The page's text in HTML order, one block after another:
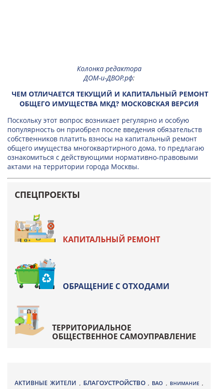
Колонка редактора
ДОМ-и-ДВОР.рф:
ЧЕМ ОТЛИЧАЕТСЯ ТЕКУЩИЙ И КАПИТАЛЬНЫЙ РЕМОНТ
ОБЩЕГО ИМУЩЕСТВА МКД? МОСКОВСКАЯ ВЕРСИЯ
Поскольку этот вопрос возникает регулярно и особую
популярность он приобрел после введения обязательств
собственников платить взносы на капитальный ремонт
общего имущества многоквартирного дома, то предлагаю
ознакомиться с действующими нормативно-правовыми
актами на территории города Москвы.
СПЕЦПРОЕКТЫ
КАПИТАЛЬНЫЙ РЕМОНТ
ОБРАЩЕНИЕ С ОТХОДАМИ
ТЕРРИТОРИАЛЬНОЕ
ОБЩЕСТВЕННОЕ САМОУПРАВЛЕНИЕ
АКТИВНЫЕ ЖИТЕЛИ , БЛАГОУСТРОЙСТВО , ВАО , ВНИМАНИЕ ,